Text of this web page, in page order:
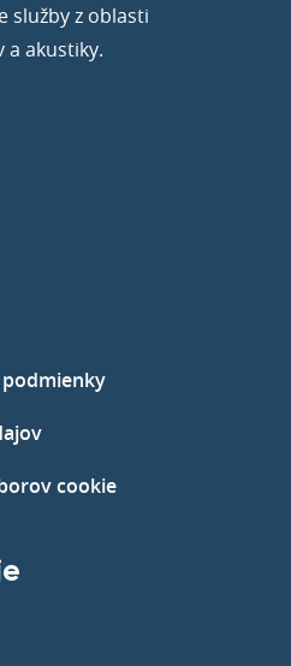
služby z oblasti
akustiky.
cookie